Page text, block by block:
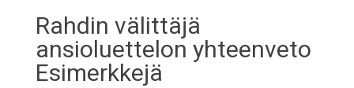
Rahdin välittäjä
ansioluettelon yhteenveto
Esimerkkejä